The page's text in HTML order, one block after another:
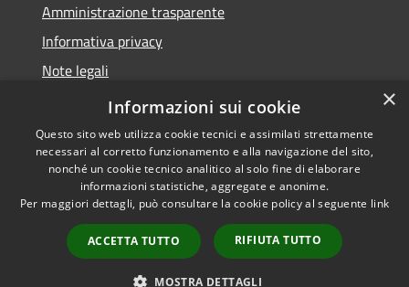
Amministrazione trasparente
Informativa privacy
Note legali
Dichiarazione di accessibilità
Accessibilità
Copyright © 2026 • Gaeta •
Powered byMunicipium
Accesso redazione
×
Informazioni sui cookie
Questo sito web utilizza cookie tecnici e assimilati strettamente
necessari al corretto funzionamento e alla navigazione del sito,
nonché un cookie tecnico analitico al solo fine di elaborare
informazioni statistiche, aggregate e anonime.
Per maggiori dettagli, può consultare la cookie policy al seguente link
ACCETTA TUTTO RIFIUTA TUTTO
MOSTRA DETTAGLI